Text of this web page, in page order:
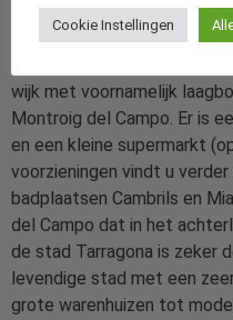
begane grond. Samen met
S43.095 kunt u gebruik
wijk met voornamelijk
Montroig del Campo. Er is
en een kleine supermarkt
voorzieningen vindt u
badplaatsen Cambrils en
del Campo dat in het
de stad Tarragona is zeker
levendige stad met een
grote warenhuizen tot
Cookie Instellingen